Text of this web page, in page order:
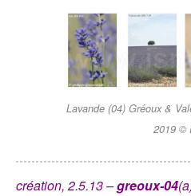
Lavande (04) Gréoux &
2019 ©
création, 2.5.13 –greoux-04